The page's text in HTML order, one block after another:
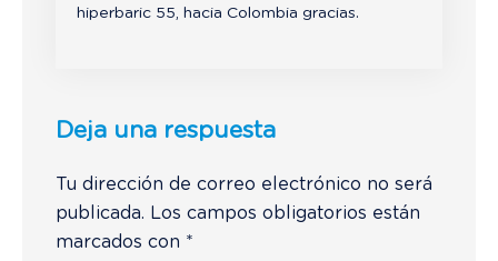
hiperbaric 55, hacia Colombia gracias.
Deja una respuesta
Tu dirección de correo electrónico no será
publicada. Los campos obligatorios están
marcados con *